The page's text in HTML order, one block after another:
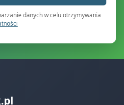
danych w celu otrzymywania